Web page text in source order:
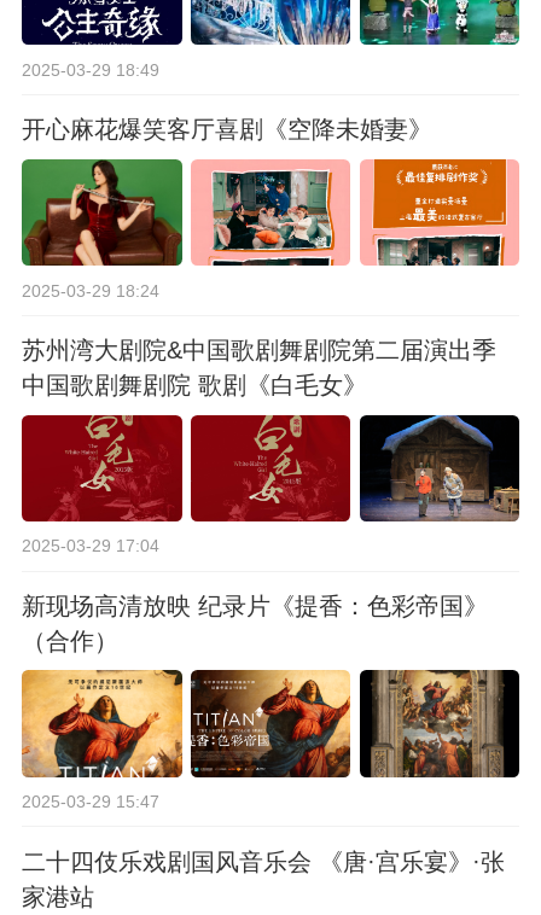
2025-03-29 18:49
开心麻花爆笑客厅喜剧《空降未婚妻》
2025-03-29 18:24
苏州湾大剧院&中国歌剧舞剧院第二届演出季
中国歌剧舞剧院 歌剧《白毛女》
2025-03-29 17:04
新现场高清放映 纪录片《提香：色彩帝国》
（合作）
2025-03-29 15:47
二十四伎乐戏剧国风音乐会 《唐·宫乐宴》·张
家港站